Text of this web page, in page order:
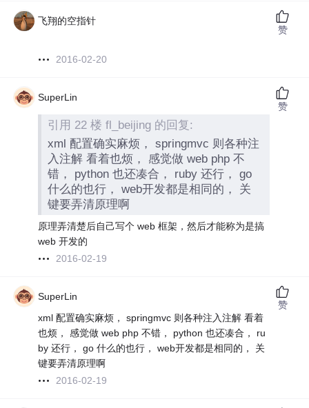
飞翔的空指针
2016-02-20
赞
SuperLin
引用 22 楼 fl_beijing 的回复:
xml 配置确实麻烦， springmvc 则各种注
入注解 看着也烦， 感觉做 web php 不
错， python 也还凑合， ruby 还行， go
什么的也行， web开发都是相同的， 关
键要弄清原理啊
原理弄清楚后自己写个 web 框架，然后才能称为是搞
web 开发的
2016-02-19
赞
SuperLin
xml 配置确实麻烦， springmvc 则各种注入注解 看着
也烦， 感觉做 web php 不错， python 也还凑合， ru
by 还行， go 什么的也行， web开发都是相同的， 关
键要弄清原理啊
2016-02-19
赞